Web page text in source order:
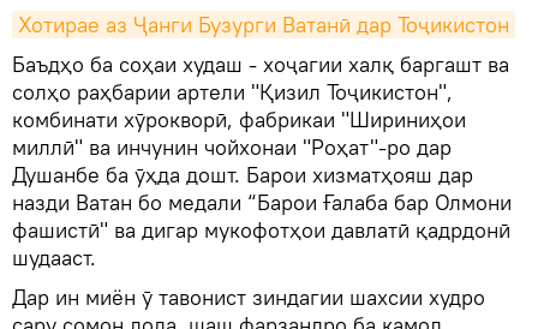
Хотирае аз Ҷанги Бузурги Ватанӣ дар Тоҷикистон
Баъдҳо ба соҳаи худаш - хоҷагии халқ баргашт ва
солҳо раҳбарии артели "Қизил Тоҷикистон",
комбинати хӯрокворӣ, фабрикаи "Шириниҳои
миллӣ" ва инчунин чойхонаи "Роҳат"-ро дар
Душанбе ба ӯҳда дошт. Барои хизматҳояш дар
назди Ватан бо медали “Барои Ғалаба бар Олмони
фашистӣ" ва дигар мукофотҳои давлатӣ қадрдонӣ
шудааст.
Дар ин миён ӯ тавонист зиндагии шахсии худро